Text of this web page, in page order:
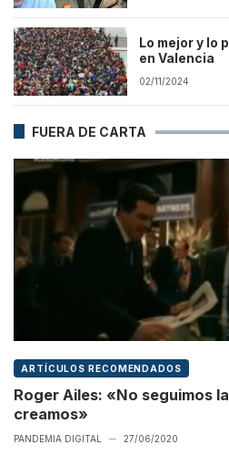
Lo mejor y lo
en Valencia
02/11/2024
FUERA DE CARTA
ARTÍCULOS RECOMENDADOS
Roger Ailes: «No seguimos
creamos»
PANDEMIA DIGITAL — 27/06/2020